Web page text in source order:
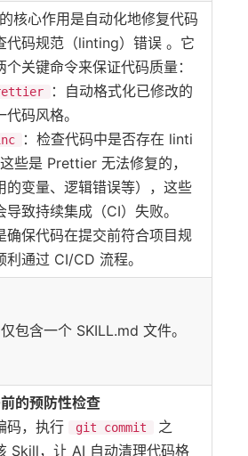
核心作用是自动化地修复代码
代码规范（linting）错误 。它
个关键命令来保证代码质量：
：自动格式化已修改的
代码风格。
：检查代码中是否存在 linti
些是 Prettier 无法修复的，
的变量、逻辑错误等），这些
导致持续集成（CI）失败。
确保代码在提交前符合项目规
利通过 CI/CD 流程。
包含一个 SKILL.md 文件。
的预防性检查
码，执行
git commit
之
Skill，让 AI 自动清理代码格